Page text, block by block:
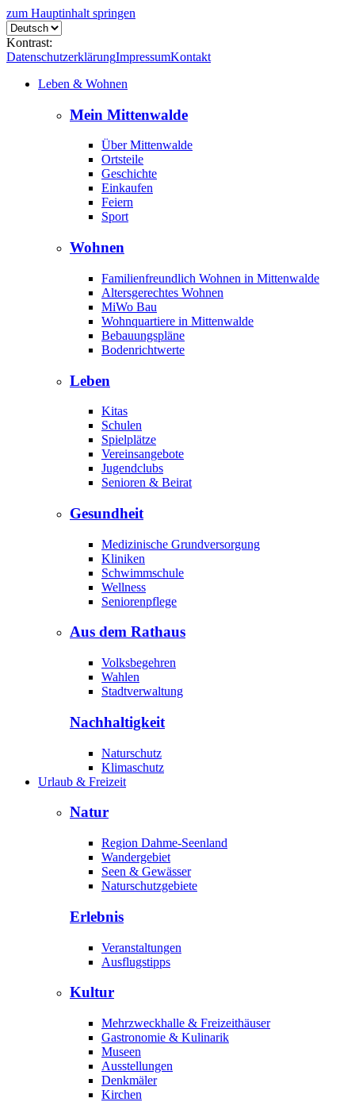
zum Hauptinhalt springen
Kontrast:
DatenschutzerklärungImpressumKontakt
Leben & Wohnen
Mein Mittenwalde
Über Mittenwalde
Ortsteile
Geschichte
Einkaufen
Feiern
Sport
Wohnen
Familienfreundlich Wohnen in Mittenwalde
Altersgerechtes Wohnen
MiWo Bau
Wohnquartiere in Mittenwalde
Bebauungspläne
Bodenrichtwerte
Leben
Kitas
Schulen
Spielplätze
Vereinsangebote
Jugendclubs
Senioren & Beirat
Gesundheit
Medizinische Grundversorgung
Kliniken
Schwimmschule
Wellness
Seniorenpflege
Aus dem Rathaus
Volksbegehren
Wahlen
Stadtverwaltung
Nachhaltigkeit
Naturschutz
Klimaschutz
Urlaub & Freizeit
Natur
Region Dahme-Seenland
Wandergebiet
Seen & Gewässer
Naturschutzgebiete
Erlebnis
Veranstaltungen
Ausflugstipps
Kultur
Mehrzweckhalle & Freizeithäuser
Gastronomie & Kulinarik
Museen
Ausstellungen
Denkmäler
Kirchen